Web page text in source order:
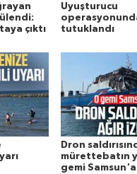
çıktı
Uyuşturucu
tutuklandı
Dron
mürettebatın
gemi